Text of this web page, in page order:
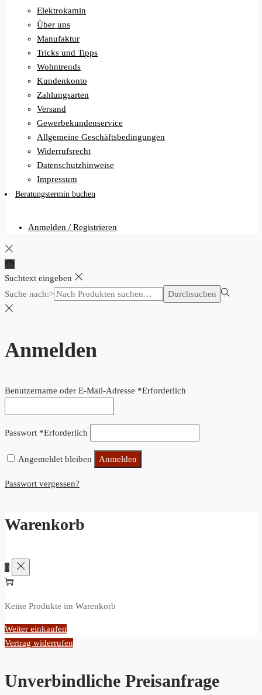
Elektrokamin
Über uns
Manufaktur
Tricks und Tipps
Wohntrends
Kundenkonto
Zahlungsarten
Versand
Gewerbekundenservice
Allgemeine Geschäftsbedingungen
Widerrufsrecht
Datenschutzhinweise
Impressum
Beratungstermin buchen
Anmelden / Registrieren
Suchtext eingeben
Suche nach:>
Durchsuchen
Anmelden
Benutzername oder E-Mail-Adresse *Erforderlich
Passwort *Erforderlich
Angemeldet bleiben Anmelden
Passwort vergessen?
Warenkorb
0
Keine Produkte im Warenkorb
Weiter einkaufen
Vertrag widerrufen
Unverbindliche Preisanfrage